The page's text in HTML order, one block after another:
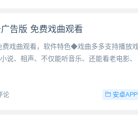
告版 免费戏曲观看
戏曲观看，软件特色◆戏曲多多支持播放
说、相声、不仅能听音乐、还能看老电影、
论 安卓APP